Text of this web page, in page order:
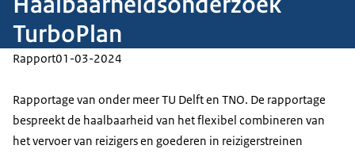
TurboPlan
Rapport01-03-2024
Rapportage van onder meer TU Delft en TNO. De rapportage
bespreekt de haalbaarheid van het flexibel combineren van
het vervoer van reizigers en goederen in reizigerstreinen